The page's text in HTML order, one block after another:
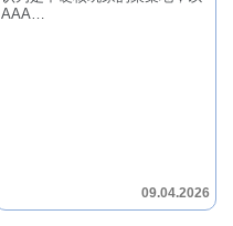
AAA…
09.04.2026